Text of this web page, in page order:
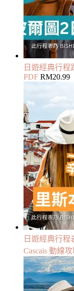
日遊經典行程
PDF RM20.99
日遊經典行程
Cascais 動線